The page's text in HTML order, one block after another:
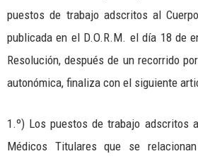
puestos de trabajo adscritos al
publicada en el D.O.R.M. el día 18 de
Resolución, después de un recorrido
autonómica, finaliza con el siguiente
1.º) Los puestos de trabajo adscritos
Médicos Titulares que se